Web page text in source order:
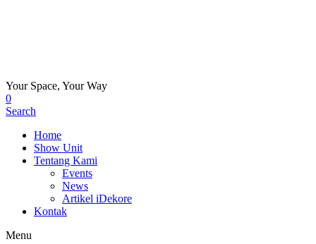
Your Space, Your Way
0
Search
Home
Show Unit
Tentang Kami
Events
News
Artikel iDekore
Kontak
Menu